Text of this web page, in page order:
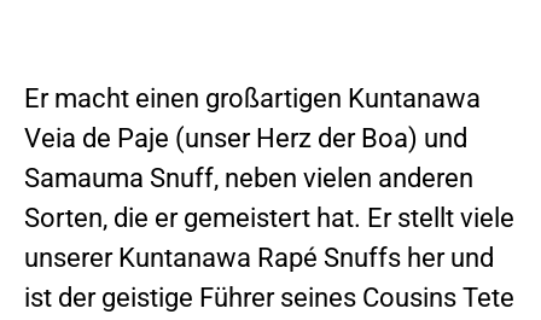
Er macht einen großartigen Kuntanawa
Veia de Paje (unser Herz der Boa) und
Samauma Snuff, neben vielen anderen
Sorten, die er gemeistert hat. Er stellt viele
unserer Kuntanawa Rapé Snuffs her und
ist der geistige Führer seines Cousins Tete